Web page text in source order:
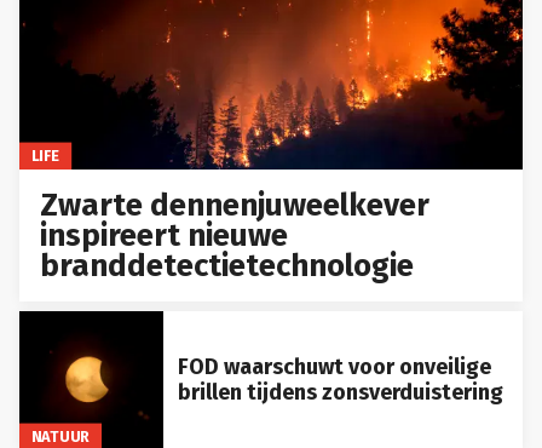
LIFE
Zwarte dennenjuweelkever
inspireert nieuwe
branddetectietechnologie
NATUUR
FOD waarschuwt voor onveilige
brillen tijdens zonsverduistering